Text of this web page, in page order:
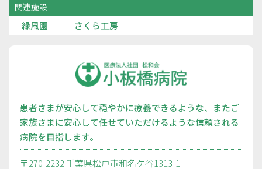
関連施設
緑風園 さくら工房
患者さまが安心して穏やかに療養できるような、またご
家族さまに安心して任せていただけるような信頼される
病院を目指します。
〒270-2232 千葉県松戸市和名ケ谷1313-1